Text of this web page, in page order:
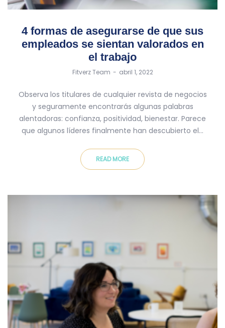
4 formas de asegurarse de que sus
empleados se sientan valorados en
el trabajo
by
Fitverz Team abril 1, 2022
Observa los titulares de cualquier revista de negocios
y seguramente encontrarás algunas palabras
alentadoras: confianza, positividad, bienestar. Parece
que algunos líderes finalmente han descubierto el…
READ MORE